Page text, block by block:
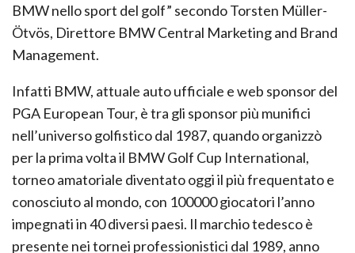
BMW nello sport del golf” secondo Torsten Müller-
Ötvös, Direttore BMW Central Marketing and Brand
Management.
Infatti BMW, attuale auto ufficiale e web sponsor del
PGA European Tour, è tra gli sponsor più munifici
nell’universo golfistico dal 1987, quando organizzò
per la prima volta il BMW Golf Cup International,
torneo amatoriale diventato oggi il più frequentato e
conosciuto al mondo, con 100000 giocatori l’anno
impegnati in 40 diversi paesi. Il marchio tedesco è
presente nei tornei professionistici dal 1989, anno